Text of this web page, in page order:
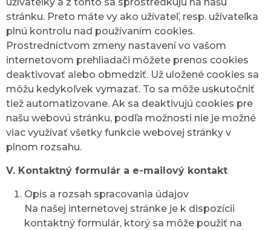
užívateľky a z tohto sa sprostredkujú na našu
stránku. Preto máte vy ako užívateľ, resp. užívateľka
plnú kontrolu nad používaním cookies.
Prostredníctvom zmeny nastavení vo vašom
internetovom prehliadači môžete prenos cookies
deaktivovať alebo obmedziť. Už uložené cookies sa
môžu kedykoľvek vymazať. To sa môže uskutočniť
tiež automatizovane. Ak sa deaktivujú cookies pre
našu webovú stránku, podľa možnosti nie je možné
viac využívať všetky funkcie webovej stránky v
plnom rozsahu.
V. Kontaktný formulár a e-mailový kontakt
Opis a rozsah spracovania údajov
Na našej internetovej stránke je k dispozícii
kontaktný formulár, ktorý sa môže použiť na